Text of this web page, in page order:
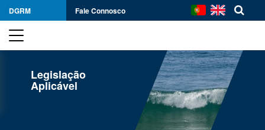
DGRM Fale Connosco
Legislação
Aplicável